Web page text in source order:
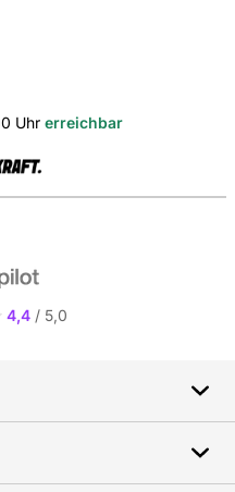
Uhr erreichbar
4,4 / 5,0